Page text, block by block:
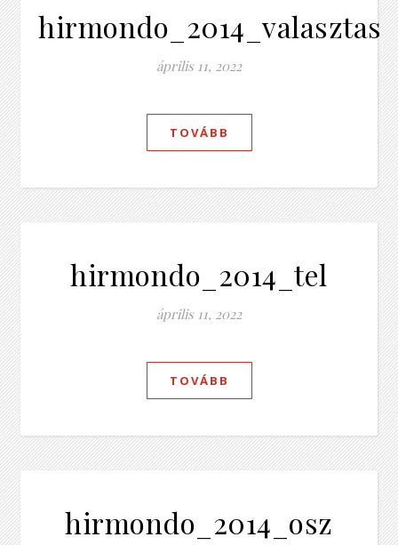
hirmondo_2014_valasztasi
április 11, 2022
TOVÁBB
hirmondo_2014_tel
április 11, 2022
TOVÁBB
hirmondo_2014_osz